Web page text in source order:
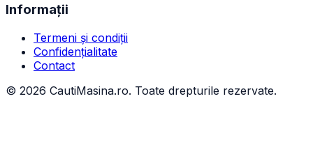
Informații
Termeni și condiții
Confidențialitate
Contact
© 2026 CautiMasina.ro. Toate drepturile rezervate.